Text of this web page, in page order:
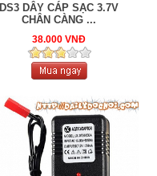
DS3 DÂY CÁP SẠC 3.7V
CHÂN CÀNG ...
38.000 VNĐ